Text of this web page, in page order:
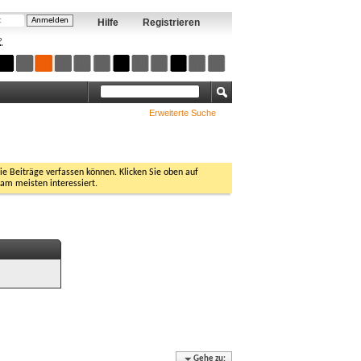
Registrieren
Hilfe
Erweiterte Suche
Beiträge verfassen können. Klicken Sie oben auf
am meisten interessiert.
Gehe zu: